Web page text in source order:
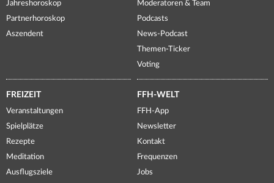
Jahreshoroskop
Partnerhoroskop
Aszendent
Moderatoren & Team
Podcasts
News-Podcast
Themen-Ticker
Voting
FREIZEIT
Veranstaltungen
Spielplätze
Rezepte
Meditation
Ausflugsziele
FFH-WELT
FFH-App
Newsletter
Kontakt
Frequenzen
Jobs